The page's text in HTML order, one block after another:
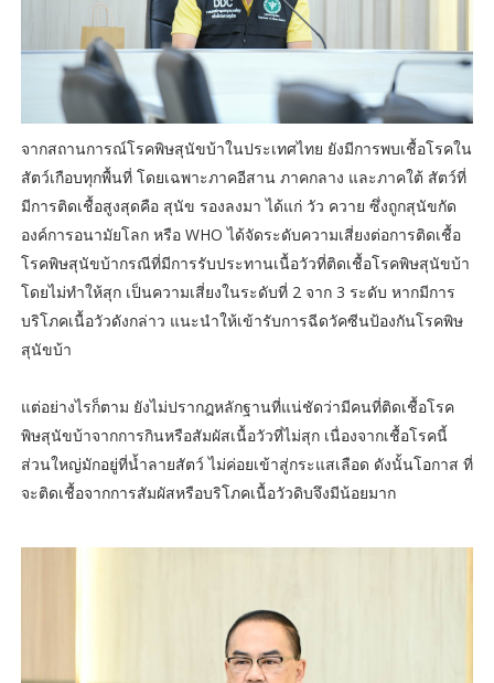
จากสถานการณ์โรคพิษสุนัขบ้าในประเทศไทย ยังมีการพบเชื้อโรคใน
สัตว์เกือบทุกพื้นที่ โดยเฉพาะภาคอีสาน ภาคกลาง และภาคใต้ สัตว์ที่
มีการติดเชื้อสูงสุดคือ สุนัข รองลงมา ได้แก่ วัว ควาย ซึ่งถูกสุนัขกัด
องค์การอนามัยโลก หรือ WHO ได้จัดระดับความเสี่ยงต่อการติดเชื้อ
โรคพิษสุนัขบ้ากรณีที่มีการรับประทานเนื้อวัวที่ติดเชื้อโรคพิษสุนัขบ้า
โดยไม่ทำให้สุก เป็นความเสี่ยงในระดับที่ 2 จาก 3 ระดับ หากมีการ
บริโภคเนื้อวัวดังกล่าว แนะนำให้เข้ารับการฉีดวัคซีนป้องกันโรคพิษ
สุนัขบ้า
แต่อย่างไรก็ตาม ยังไม่ปรากฎหลักฐานที่แน่ชัดว่ามีคนที่ติดเชื้อโรค
พิษสุนัขบ้าจากการกินหรือสัมผัสเนื้อวัวที่ไม่สุก เนื่องจากเชื้อโรคนี้
ส่วนใหญ่มักอยู่ที่น้ำลายสัตว์ ไม่ค่อยเข้าสู่กระแสเลือด ดังนั้นโอกาส ที่
จะติดเชื้อจากการสัมผัสหรือบริโภคเนื้อวัวดิบจึงมีน้อยมาก